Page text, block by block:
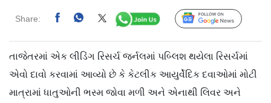
Share: Follow Us
તાજેતરમાં એક લીડિંગ રિસર્ચ જર્નલમાં પબ્લિશ થયેલા રિસર્ચમાં
એવો દાવો કરવામાં આવ્યો છે કે કેટલીક આયુર્વેદિક દવાઓમાં મોટી
માત્રામાં ધાતુઓની ભસ્મ જોવા મળી અને એનાથી લિવર અને